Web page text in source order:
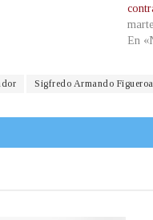
En
Sigfredo Armando